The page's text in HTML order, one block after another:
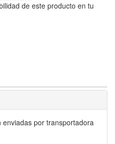
de este producto en tu
por transportadora